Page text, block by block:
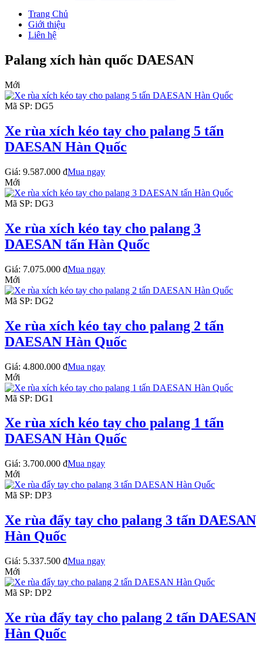
Trang Chủ
Giới thiệu
Liên hệ
Palang xích hàn quốc DAESAN
Mới
Mã SP: DG5
Xe rùa xích kéo tay cho palang 5 tấn
DAESAN Hàn Quốc
Giá: 9.587.000 đMua ngay
Mới
Mã SP: DG3
Xe rùa xích kéo tay cho palang 3
DAESAN tấn Hàn Quốc
Giá: 7.075.000 đMua ngay
Mới
Mã SP: DG2
Xe rùa xích kéo tay cho palang 2 tấn
DAESAN Hàn Quốc
Giá: 4.800.000 đMua ngay
Mới
Mã SP: DG1
Xe rùa xích kéo tay cho palang 1 tấn
DAESAN Hàn Quốc
Giá: 3.700.000 đMua ngay
Mới
Mã SP: DP3
Xe rùa đẩy tay cho palang 3 tấn DAESAN
Hàn Quốc
Giá: 5.337.500 đMua ngay
Mới
Mã SP: DP2
Xe rùa đẩy tay cho palang 2 tấn DAESAN
Hàn Quốc